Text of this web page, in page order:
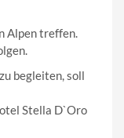
Alpen treffen.
begleiten, soll
Stella D`Oro